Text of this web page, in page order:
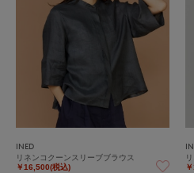
INED
リネンコクーンスリーブブラウス
￥16,500(税込)